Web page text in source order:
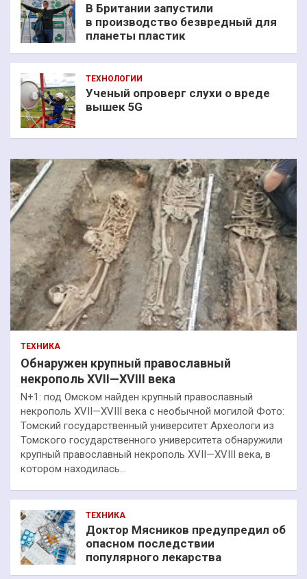
В Британии запустили
в производство безвредный для
планеты пластик
ТЕХНОЛОГИИ
Ученый опроверг слухи о вреде
вышек 5G
ТЕХНИКА
Обнаружен крупный православный
некрополь XVII—XVIII века
N+1: под Омском найден крупный православный
некрополь XVII—XVIII века с необычной могилой Фото:
Томский государственный университет Археологи из
Томского государственного университета обнаружили
крупный православный некрополь XVII—XVIII века, в
котором находилась…
ТЕХНИКА
Доктор Мясников предупредил об
опасном последствии
популярного лекарства